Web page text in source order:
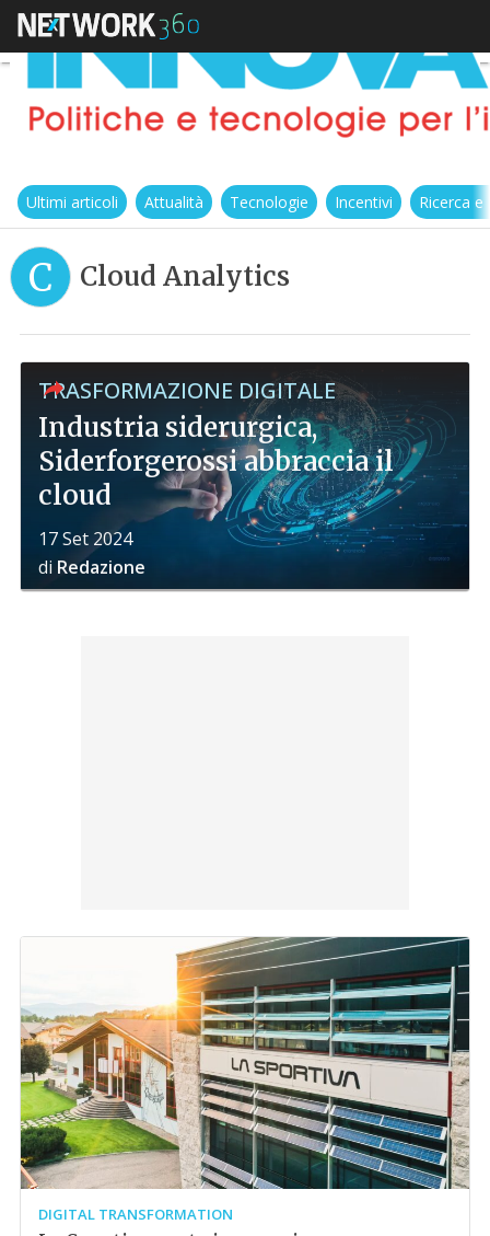
Ultimi articoli Attualità Tecnologie Incentivi Ricerca
C Cloud Analytics
TRASFORMAZIONE DIGITALE
Industria siderurgica,
Siderforgerossi abbraccia il
cloud
17 Set 2024
di Redazione
DIGITAL TRANSFORMATION